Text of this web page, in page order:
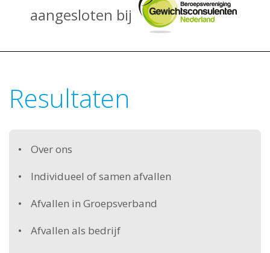
aangesloten bij
Resultaten
Over ons
Individueel of samen afvallen
Afvallen in Groepsverband
Afvallen als bedrijf